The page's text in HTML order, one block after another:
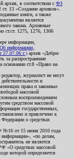
в соответствии с ФЗ
ст. 13 «Создание архивов».
книги, а также
является
закона. Архивные
ст.ст. 1275, 1276, 1306
информации,
информации,
27.07.06 г.) архив «Дебри-
за распространение
основании ст.8 «Право на
журналист не несут
и
права и законные
массовой
воспроизведением
средством массовой
государственных,
и привлечено к
Федерации о средствах
№16 от 15 июня 2010 года
«по делам,
не является
«О средствах массовой
которой определяется